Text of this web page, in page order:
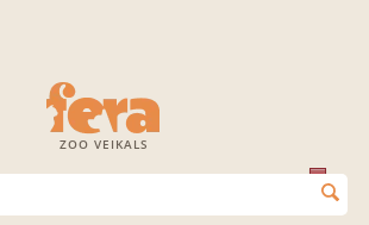
ZOO VEIKALS